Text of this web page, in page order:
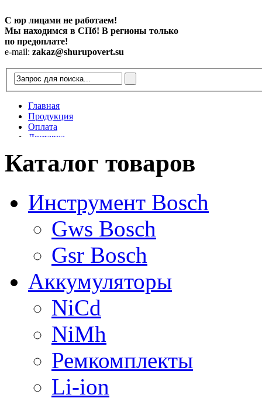
С юр лицами не работаем!
Мы находимся в СПб! В регионы только
по предоплате!
e-mail: zakaz@shurupovert.su
Главная
Продукция
Оплата
Доставка
Статьи
Каталог товаров
Инструмент Bosch
Gws Bosch
Gsr Bosch
Аккумуляторы
NiCd
NiMh
Ремкомплекты
Li-ion